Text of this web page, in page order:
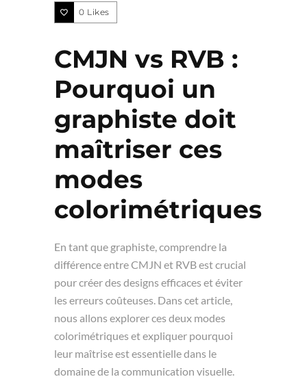
0 Likes
CMJN vs RVB :
Pourquoi un
graphiste doit
maîtriser ces
modes
colorimétriques
En tant que graphiste, comprendre la
différence entre CMJN et RVB est crucial
pour créer des designs efficaces et éviter
les erreurs coûteuses. Dans cet article,
nous allons explorer ces deux modes
colorimétriques et expliquer pourquoi
leur maîtrise est essentielle dans le
domaine de la communication visuelle.